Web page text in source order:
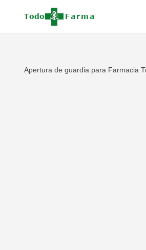
Apertura de guardia para Farmacia